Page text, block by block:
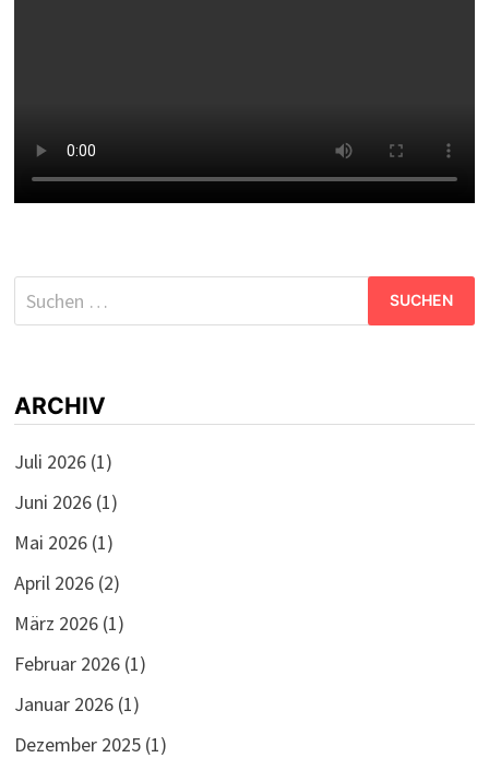
Suchen
nach:
ARCHIV
Juli 2026(1)
Juni 2026(1)
Mai 2026(1)
April 2026(2)
März 2026(1)
Februar 2026(1)
Januar 2026(1)
Dezember 2025(1)